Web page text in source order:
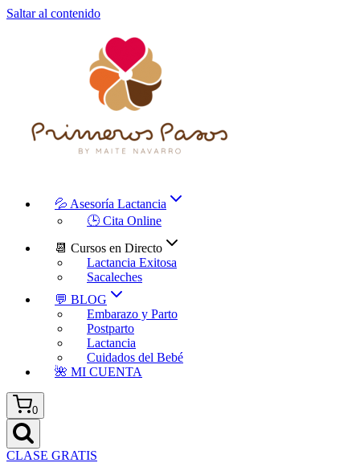
Saltar al contenido
💦 Asesoría Lactancia
🕒 Cita Online
📆 Cursos en Directo
Lactancia Exitosa
Sacaleches
💬 BLOG
Embarazo y Parto
Postparto
Lactancia
Cuidados del Bebé
🌺 MI CUENTA
0
CLASE GRATIS